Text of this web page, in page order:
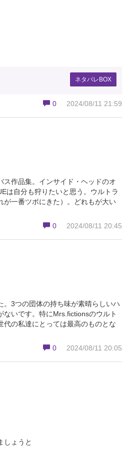
ネタバレBOX
0 2024/08/11 21:59
ス作品集。インサイド・ヘッドのオ
は自分も狩りたいと思う。ウルトラ
が一番ツボにきた）。どれもが大い
0
2024/08/11 20:45
。3つの団体の持ち味が素晴らしいハ
ないです。特にMrs.fictionsのウルト
代の私達にとっては最高のものとな
0
2024/08/11 20:05
しょうと